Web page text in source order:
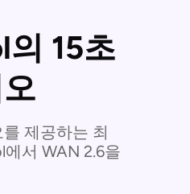
15초
제공하는 최
서 WAN 2.6을